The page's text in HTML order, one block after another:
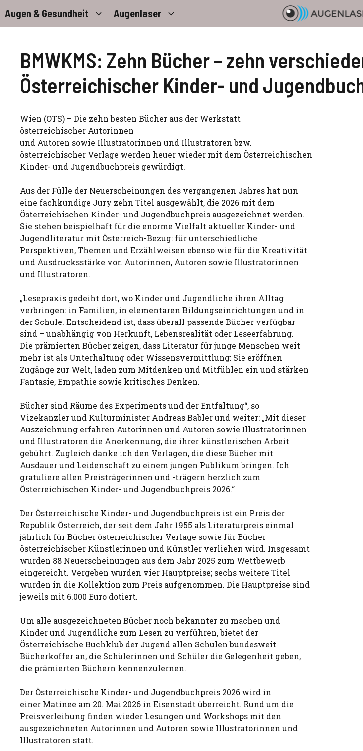
Inhalt
springen
Augen & Gesundheit Augenlaser
BMWKMS: Zehn Bücher – zehn
Österreichischer Kinder- und
Wien (OTS) – Die zehn besten Bücher aus der Werkstatt
österreichischer Autorinnen
und Autoren sowie Illustratorinnen und Illustratoren bzw.
österreichischer Verlage werden heuer wieder mit dem Österreichischen
Kinder- und Jugendbuchpreis gewürdigt.
Aus der Fülle der Neuerscheinungen des vergangenen Jahres hat nun
eine fachkundige Jury zehn Titel ausgewählt, die 2026 mit dem
Österreichischen Kinder- und Jugendbuchpreis ausgezeichnet werden.
Sie stehen beispielhaft für die enorme Vielfalt aktueller Kinder- und
Jugendliteratur mit Österreich-Bezug: für unterschiedliche
Perspektiven, Themen und Erzählweisen ebenso wie für die Kreativität
und Ausdrucksstärke von Autorinnen, Autoren sowie Illustratorinnen
und Illustratoren.
„Lesepraxis gedeiht dort, wo Kinder und Jugendliche ihren Alltag
verbringen: in Familien, in elementaren Bildungseinrichtungen und in
der Schule. Entscheidend ist, dass überall passende Bücher verfügbar
sind – unabhängig von Herkunft, Lebensrealität oder Leseerfahrung.
Die prämierten Bücher zeigen, dass Literatur für junge Menschen weit
mehr ist als Unterhaltung oder Wissensvermittlung: Sie eröffnen
Zugänge zur Welt, laden zum Mitdenken und Mitfühlen ein und stärken
Fantasie, Empathie sowie kritisches Denken.
Bücher sind Räume des Experiments und der Entfaltung“, so
Vizekanzler und Kulturminister Andreas Babler und weiter: „Mit dieser
Auszeichnung erfahren Autorinnen und Autoren sowie Illustratorinnen
und Illustratoren die Anerkennung, die ihrer künstlerischen Arbeit
gebührt. Zugleich danke ich den Verlagen, die diese Bücher mit
Ausdauer und Leidenschaft zu einem jungen Publikum bringen. Ich
gratuliere allen Preisträgerinnen und -trägern herzlich zum
Österreichischen Kinder- und Jugendbuchpreis 2026.“
Der Österreichische Kinder- und Jugendbuchpreis ist ein Preis der
Republik Österreich, der seit dem Jahr 1955 als Literaturpreis einmal
jährlich für Bücher österreichischer Verlage sowie für Bücher
österreichischer Künstlerinnen und Künstler verliehen wird. Insgesamt
wurden 88 Neuerscheinungen aus dem Jahr 2025 zum Wettbewerb
eingereicht. Vergeben wurden vier Hauptpreise; sechs weitere Titel
wurden in die Kollektion zum Preis aufgenommen. Die Hauptpreise sind
jeweils mit 6.000 Euro dotiert.
Um alle ausgezeichneten Bücher noch bekannter zu machen und
Kinder und Jugendliche zum Lesen zu verführen, bietet der
Österreichische Buchklub der Jugend allen Schulen bundesweit
Bücherkoffer an, die Schülerinnen und Schüler die Gelegenheit geben,
die prämierten Büchern kennenzulernen.
Der Österreichische Kinder- und Jugendbuchpreis 2026 wird in
einer Matinee am 20. Mai 2026 in Eisenstadt überreicht. Rund um die
Preisverleihung finden wieder Lesungen und Workshops mit den
ausgezeichneten Autorinnen und Autoren sowie Illustratorinnen und
Illustratoren statt.